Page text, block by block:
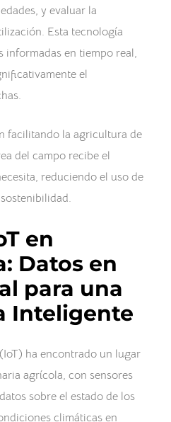
y evaluar la
Esta tecnología
informadas en tiempo real,
el
facilitando la agricultura de
del campo recibe el
reduciendo el uso de
en
Datos en
para una
Inteligente
ha encontrado un lugar
agrícola, con sensores
sobre el estado de los
climáticas en